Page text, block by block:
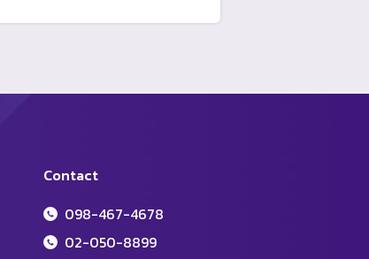
Contact
098-467-4678
02-050-8899